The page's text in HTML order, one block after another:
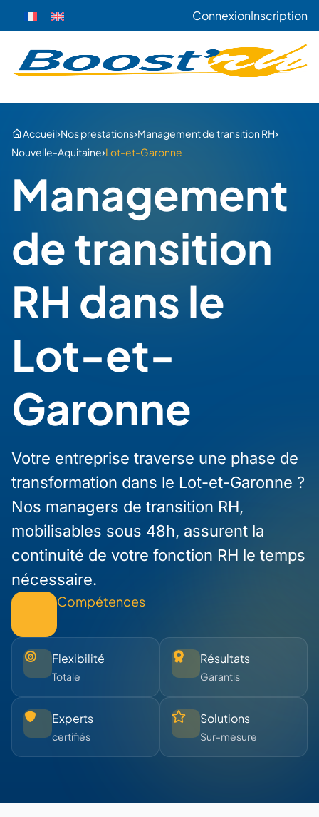
ConnexionInscription
Accueil›Nos prestations›Management de transition RH›
Nouvelle-Aquitaine›Lot-et-Garonne
Management
de transition
RH dans le
Lot-et-
Garonne
Votre entreprise traverse une phase de
transformation dans le Lot-et-Garonne ?
Nos managers de transition RH,
mobilisables sous 48h, assurent la
continuité de votre fonction RH le temps
nécessaire.
Compétences
Flexibilité
Totale
Résultats
Garantis
Experts
certifiés
Solutions
Sur-mesure